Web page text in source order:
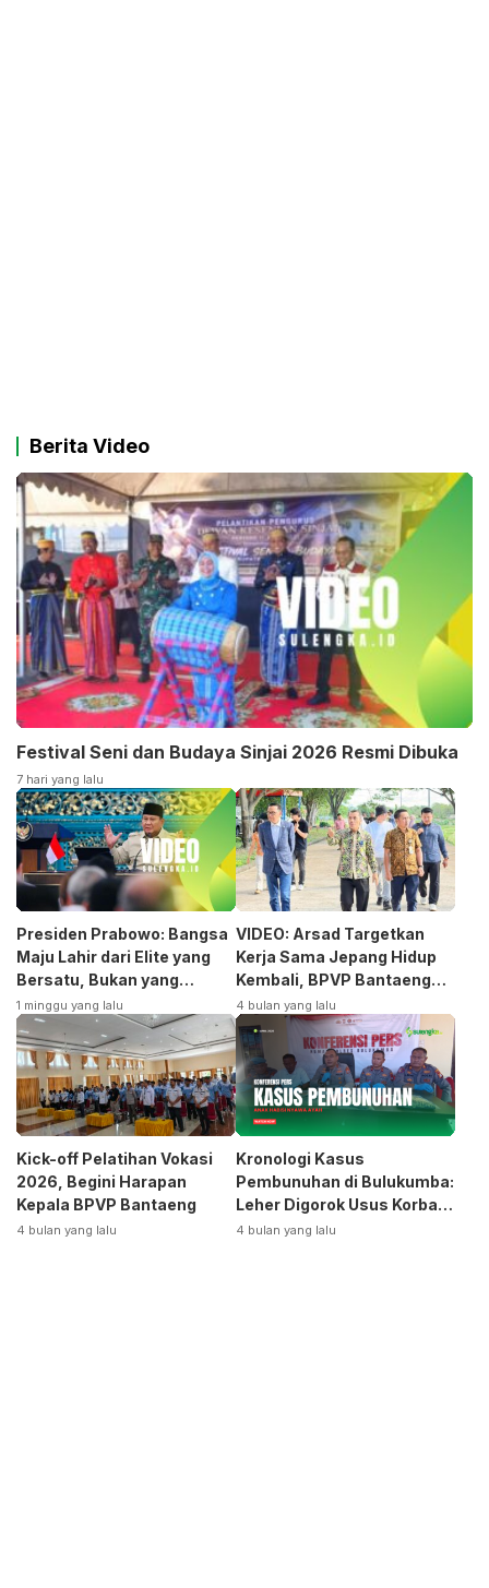
Berita Video
Festival Seni dan Budaya Sinjai 2026 Resmi Dibuka
7 hari yang lalu
Presiden Prabowo: Bangsa
Maju Lahir dari Elite yang
Bersatu, Bukan yang
Terpecah
1 minggu yang lalu
VIDEO: Arsad Targetkan
Kerja Sama Jepang Hidup
Kembali, BPVP Bantaeng
Siap Bangkitkan Jurusan
Otomotif
4 bulan yang lalu
Kick-off Pelatihan Vokasi
2026, Begini Harapan
Kepala BPVP Bantaeng
4 bulan yang lalu
Kronologi Kasus
Pembunuhan di Bulukumba:
Leher Digorok Usus Korban
Dikeluarkan
4 bulan yang lalu